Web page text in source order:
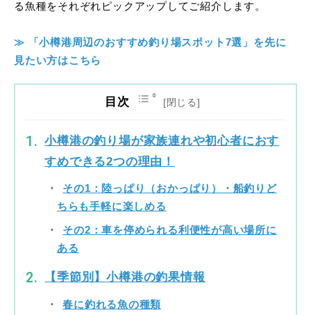
る魚種をそれぞれピックアップしてご紹介します。
≫ 「小樽港周辺のおすすめ釣り場スポット7選」を先に
見たい方はこちら
目次
小樽港の釣り場が家族連れや初心者におす
すめできる2つの理由！
その1：陸っぱり（おかっぱり）・船釣りど
ちらも手軽に楽しめる
その2：車を停められる利便性が高い場所に
ある
【季節別】小樽港の釣果情報
春に釣れる魚の種類